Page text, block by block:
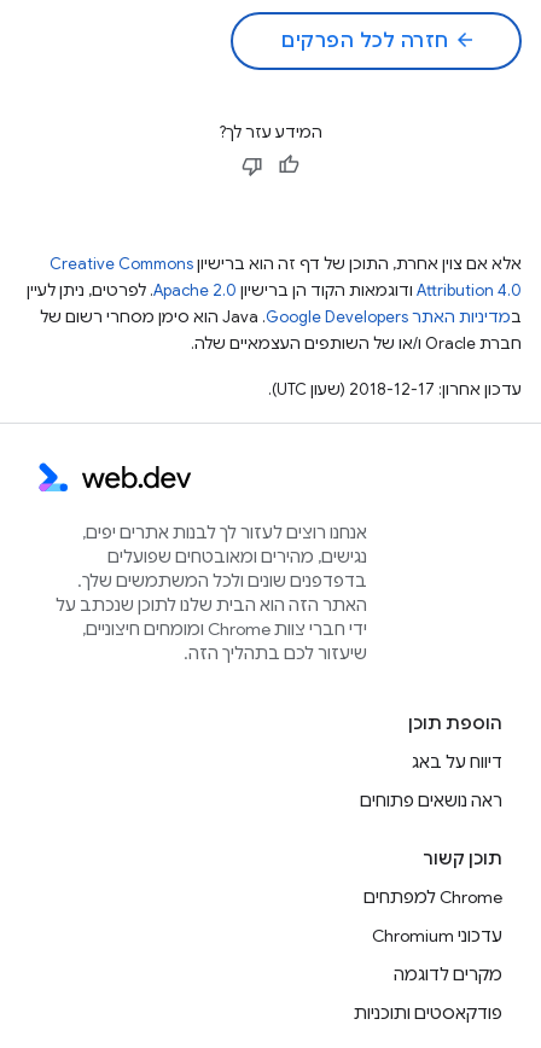
arrow_back חזרה לכל הפרקים
המידע עזר לך?
אלא אם צוין אחרת, התוכן של דף זה הוא ברישיוןCreative Commons
Attribution 4.0 ודוגמאות הקוד הן ברישיון Apache 2.0. לפרטים, ניתן לעיין
במדיניות האתר Google Developers‏
.‏ Java הוא סימן מסחרי רשום של
חברת Oracle ו/או של השותפים העצמאיים שלה.
עדכון אחרון: 2018-12-17 (שעון UTC).
אנחנו רוצים לעזור לך לבנות אתרים יפים,
נגישים, מהירים ומאובטחים שפועלים
בדפדפנים שונים ולכל המשתמשים שלך.
האתר הזה הוא הבית שלנו לתוכן שנכתב על
ידי חברי צוות Chrome ומומחים חיצוניים,
שיעזור לכם בתהליך הזה.
הוספת תוכן
דיווח על באג
ראה נושאים פתוחים
תוכן קשור
Chrome למפתחים
עדכוני Chromium
מקרים לדוגמה
פודקאסטים ותוכניות